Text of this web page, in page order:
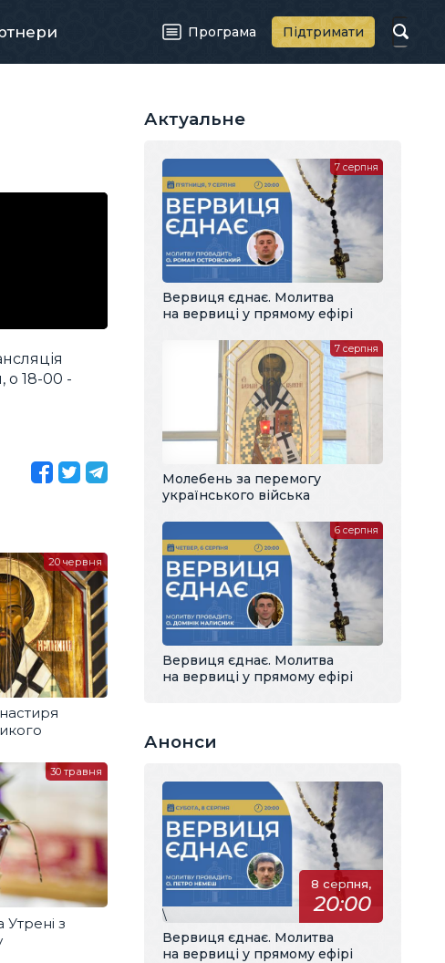
Програма Підтримати
о 18-00 -
20 червня
Утрені з
30 травня
Актуальне
Вервиця єднає. Молитва
на вервиці у прямому ефірі
7 серпня
Молебень за перемогу
українського війська
7 серпня
Вервиця єднає. Молитва
на вервиці у прямому ефірі
6 серпня
Анонси
8 серпня,
20:00
\
Вервиця єднає. Молитва
на вервиці у прямому ефірі